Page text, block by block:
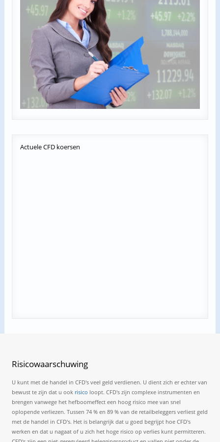
ActueleCFD koersen
Risicowaarschuwing
U kunt met de handel in CFD's veel geld verdienen. U dient zich er echter van
bewust te zijn dat u ook risico loopt. CFD's zijn complexe instrumenten en
brengen vanwege het hefboomeffect een hoog risico mee van snel
oplopende verliezen. Tussen 74 % en 89 % van de retailbeleggers verliest geld
met de handel in CFD's. Het is belangrijk dat u goed begrijpt hoe CFD's
werken en dat u nagaat of u zich het hoge risico op verlies kunt permitteren.